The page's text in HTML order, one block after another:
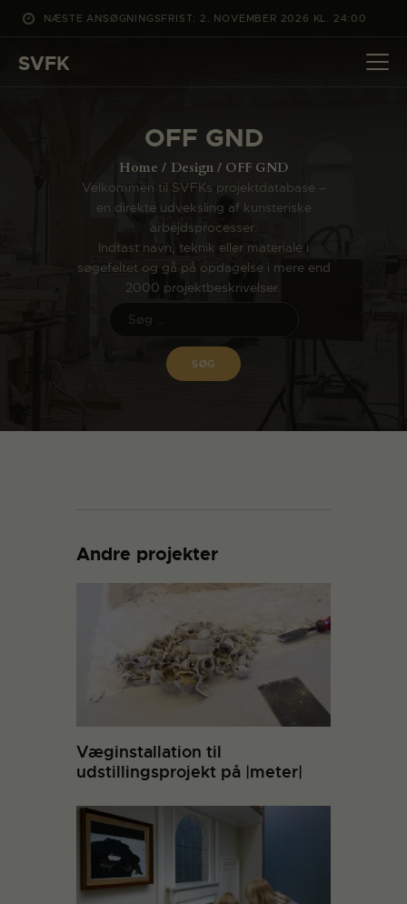
NÆSTE ANSØGNINGSFRIST: 2. NOVEMBER 2026 KL. 24:00
SVFK
OFF GND
Home Design OFF GND
Velkommen til SVFKs projektdatabase –
en direkte udveksling af kunsteriske
arbejdsprocesser.
Indtast navn, teknik eller materiale i
søgefeltet og gå på opdagelse i mere end
2000 projektbeskrivelser.
DET SKER
CHANNEL
ANSØG
OM SVFK
ENGLISH
Andre projekter
Væginstallation til
udstillingsprojekt på |meter|